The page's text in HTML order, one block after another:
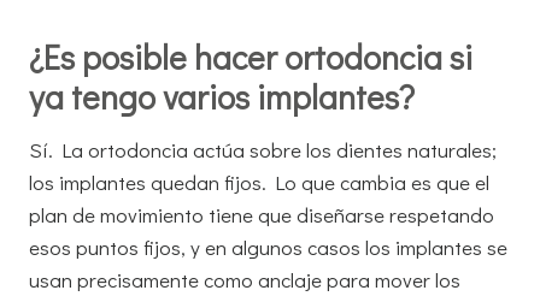
¿Es posible hacer ortodoncia si
ya tengo varios implantes?
Sí. La ortodoncia actúa sobre los dientes naturales;
los implantes quedan fijos. Lo que cambia es que el
plan de movimiento tiene que diseñarse respetando
esos puntos fijos, y en algunos casos los implantes se
usan precisamente como anclaje para mover los